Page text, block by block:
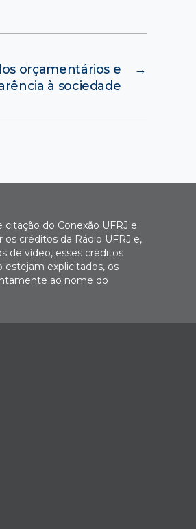
→
orçamentários e
à sociedade
do Conexão UFRJ e
créditos da Rádio UFRJ e,
de vídeo, esses créditos
estejam explicitados, os
ao nome do